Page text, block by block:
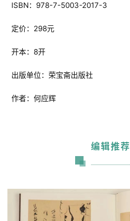
ISBN：978-7-5003-2017-3
定价：298元
开本：8开
出版单位：荣宝斋出版社
作者：何应辉
编辑推荐